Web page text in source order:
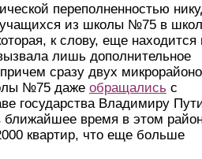
переполненностью
учащихся из школы №75 в
к слову, еще находится
лишь дополнительное
сразу двух
№75 даже обращались с
государства Владимиру
ближайшее время в этом
квартир, что еще больше